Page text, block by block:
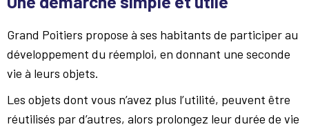
Grand Poitiers propose à ses habitants de participer au
développement du réemploi, en donnant une seconde
vie à leurs objets.
Les objets dont vous n’avez plus l’utilité, peuvent être
réutilisés par d’autres, alors prolongez leur durée de vie